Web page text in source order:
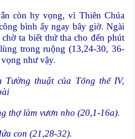
hy vọng, vì Thiên Chúa
bình ấy ngay bây giờ. Ngài
ta biết thứ tha cho đến phút
trong ruộng (13,24-30, 36-
như vậy.
thuật của Tổng thể IV,
thợ làm vươn nho (20,1-16a).
con (21,28-32).